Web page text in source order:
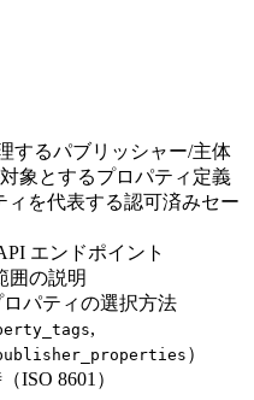
するパブリッシャー/主体
象とするプロパティ定義
ィを代表する認可済みセー
エンドポイント
囲の説明
ロパティの選択方法
,
）
ISO 8601）